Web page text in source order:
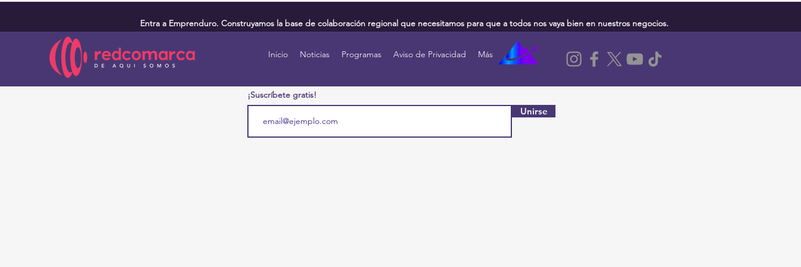
Entra a Emprenduro. Construyamos la base de colaboración regional que necesitamos para que a todos nos vaya bien en nuestros negocios.
Inicio Noticias Programas Aviso de Privacidad Más
¡Suscríbete gratis!
Unirse